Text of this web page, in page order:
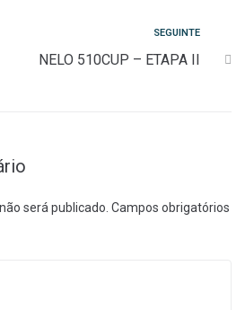
SEGUINTE
NELO 510CUP – ETAPA II
será publicado. Campos obrigatórios